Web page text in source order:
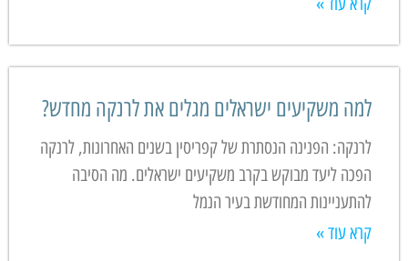
למה משקיעים ישראלים מגלים את לרנקה מחדש?
לרנקה: הפנינה הנסתרת של קפריסין בשנים האחרונות, לרנקה
הפכה ליעד מבוקש בקרב משקיעים ישראלים. מה הסיבה
להתעניינות המחודשת בעיר הנמל
קרא עוד »